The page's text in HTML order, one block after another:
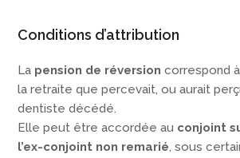
Conditions d’attribution
La pension de réversion correspond
la retraite que percevait, ou aurait
dentiste décédé.
Elle peut être accordée au conjoint
l’ex-conjoint non remarié, sous